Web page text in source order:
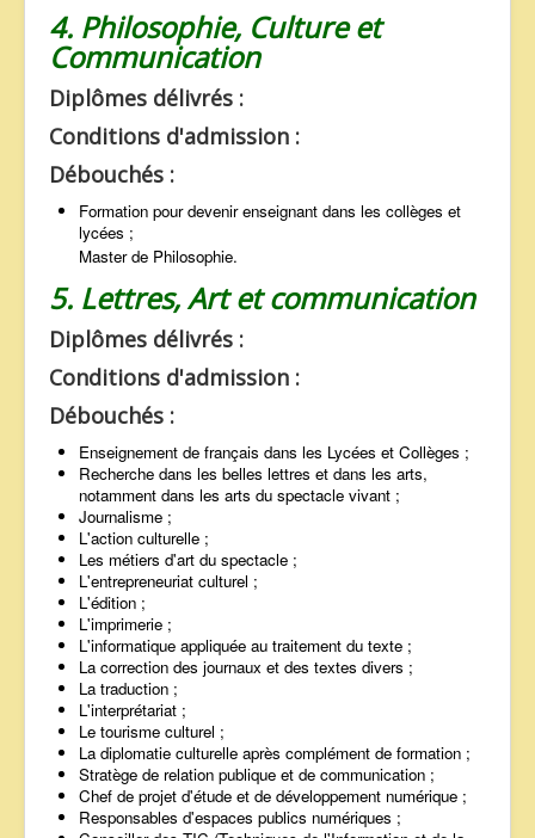
4. Philosophie, Culture et
Communication
Diplômes délivrés :
Conditions d'admission :
Débouchés :
Formation pour devenir enseignant dans les collèges et
lycées ;
Master de Philosophie.
5. Lettres, Art et communication
Diplômes délivrés :
Conditions d'admission :
Débouchés :
Enseignement de français dans les Lycées et Collèges ;
Recherche dans les belles lettres et dans les arts,
notamment dans les arts du spectacle vivant ;
Journalisme ;
L'action culturelle ;
Les métiers d'art du spectacle ;
L'entrepreneuriat culturel ;
L'édition ;
L'imprimerie ;
L'informatique appliquée au traitement du texte ;
La correction des journaux et des textes divers ;
La traduction ;
L'interprétariat ;
Le tourisme culturel ;
La diplomatie culturelle après complément de formation ;
Stratège de relation publique et de communication ;
Chef de projet d'étude et de développement numérique ;
Responsables d'espaces publics numériques ;